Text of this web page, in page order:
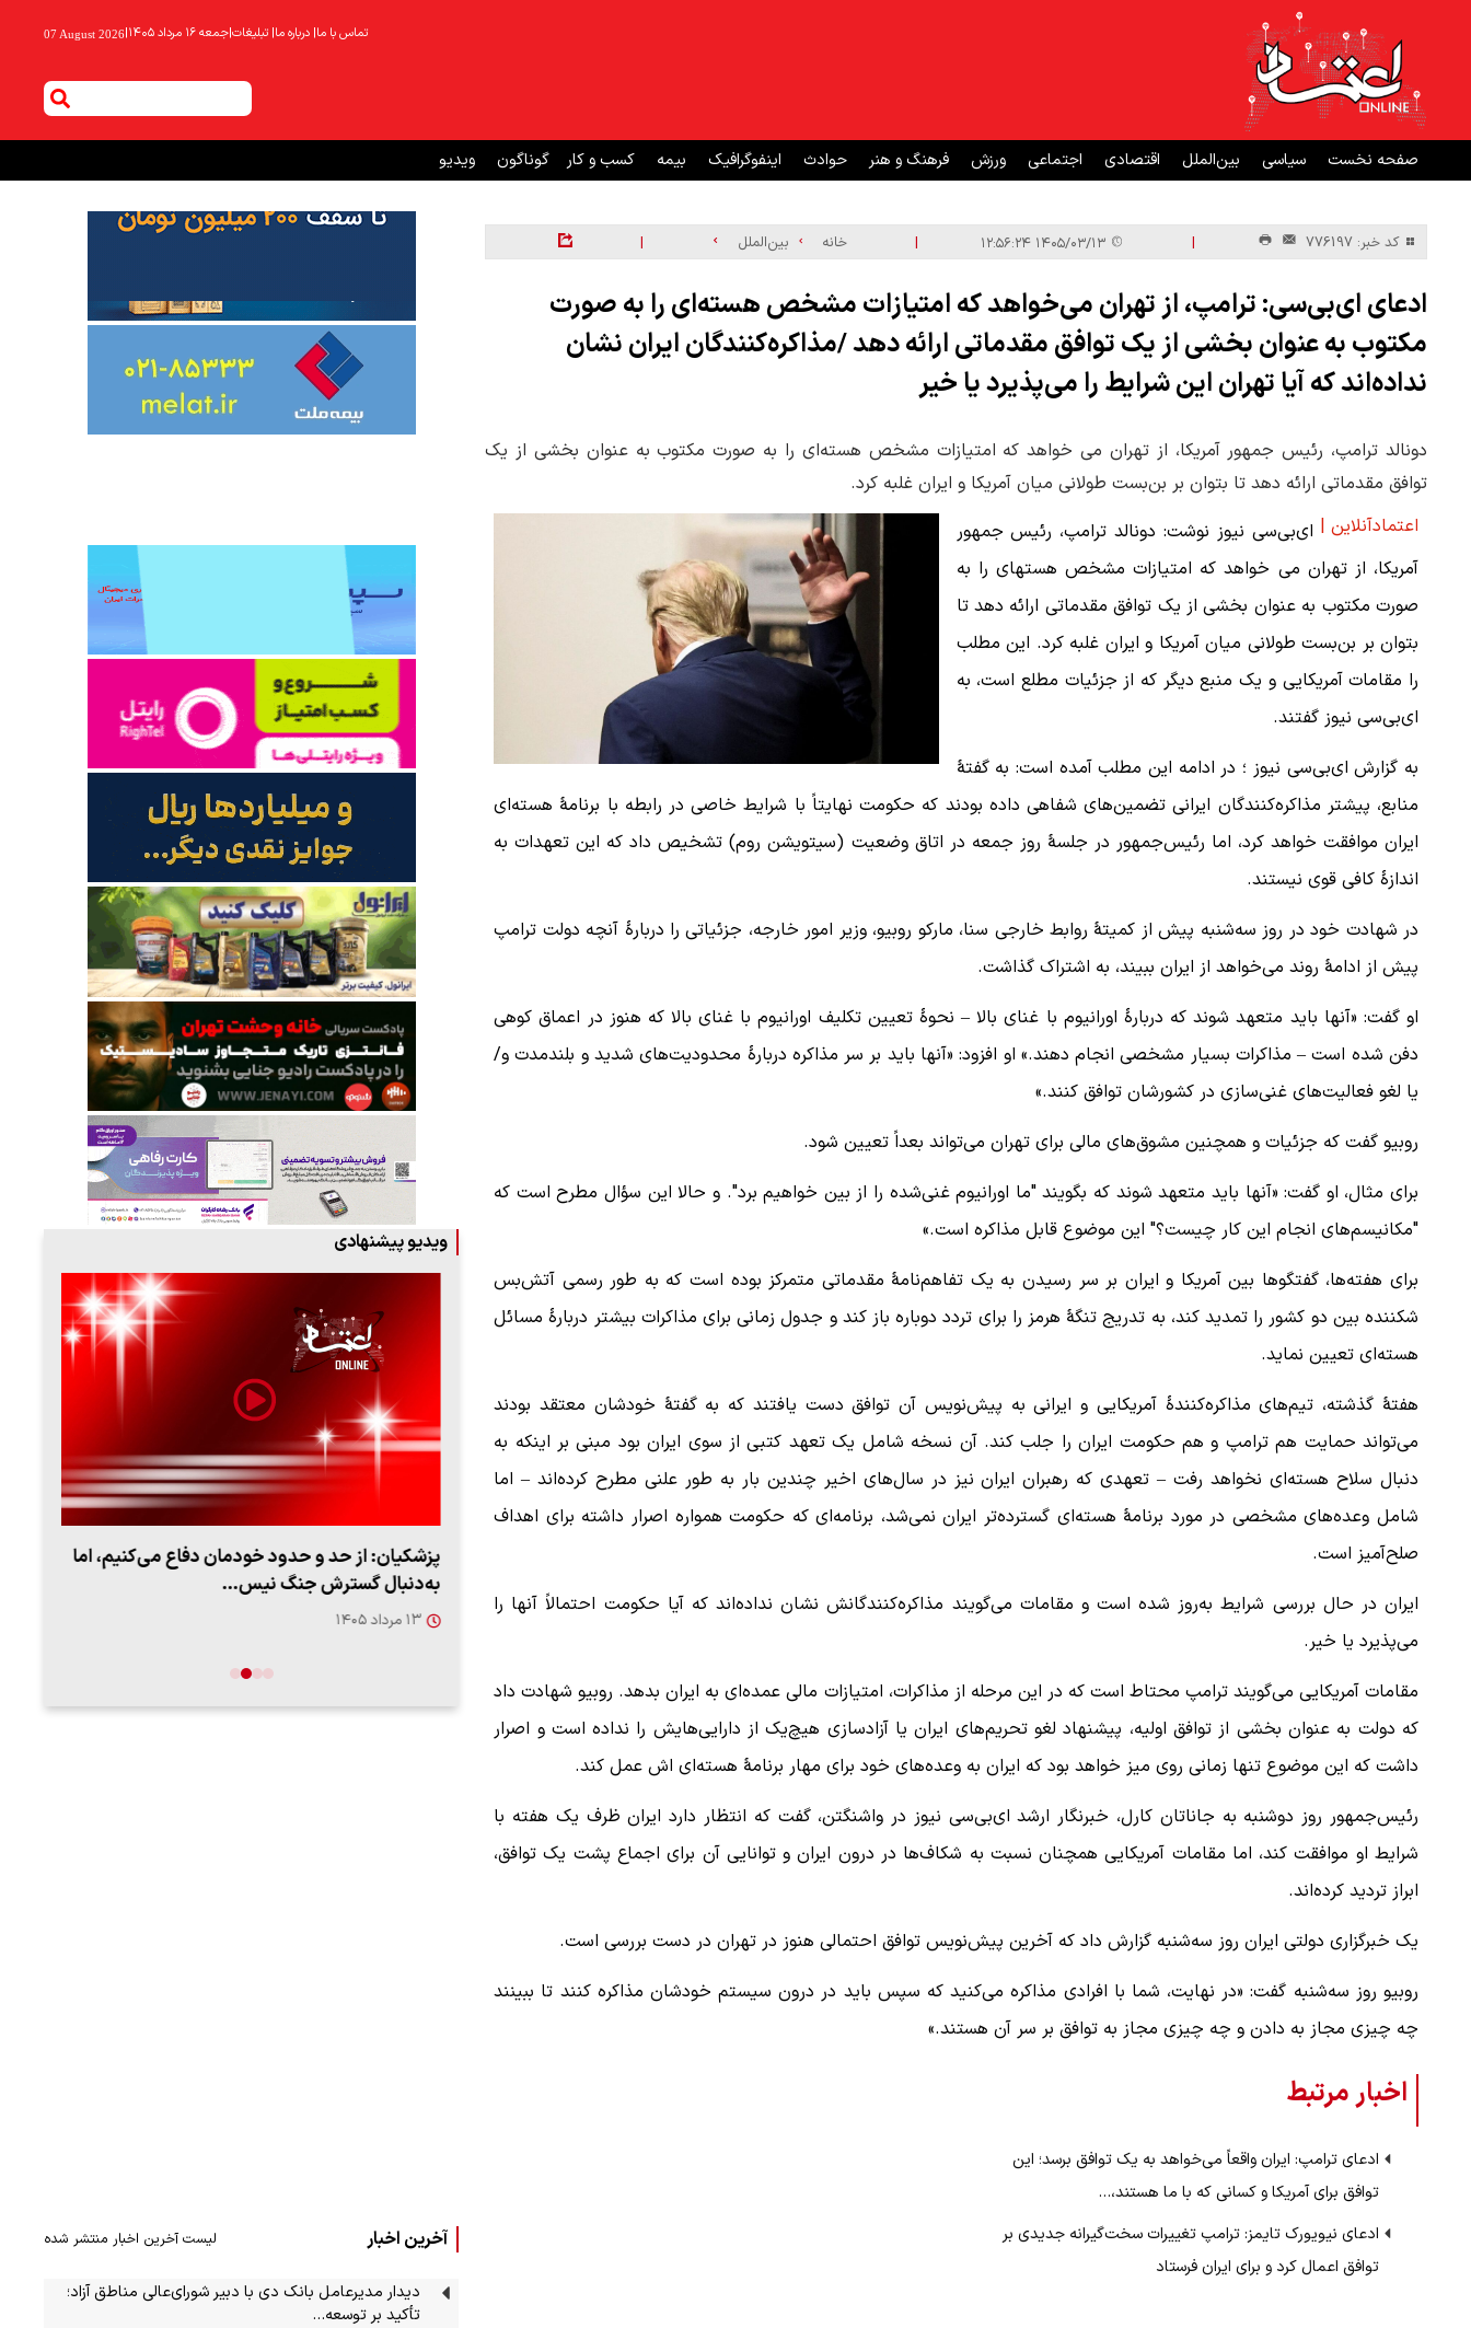
تماس با ما| درباره ما| تبلیغات|جمعه ۱۶ مرداد ۱۴۰۵ |
07 August 2026
صفحه نخست سیاسی بین‌الملل اقتصادی اجتماعی ورزش فرهنگ و هنر حوادث اینفوگرافیک بیمه کسب و کار گوناگون ویدیو
کد خبر: 776197 |
| خانه بین‌الملل |
ادعای ای‌بی‌سی: ترامپ، از تهران می‌خواهد که امتیازات مشخص هسته‌ای را به صورت
مکتوب به عنوان بخشی از یک توافق مقدماتی ارائه دهد /مذاکره‌کنندگان ایران نشان
نداده‌اند که آیا تهران این شرایط را می‌پذیرد یا خیر
دونالد ترامپ، رئیس جمهور آمریکا، از تهران می خواهد که امتیازات مشخص هسته‌ای را به صورت مکتوب به عنوان بخشی از یک
توافق مقدماتی ارائه دهد تا بتوان بر بن‌بست طولانی میان آمریکا و ایران غلبه کرد.
اعتمادآنلاین | ای‌بی‌سی نیوز نوشت: دونالد ترامپ، رئیس جمهور
آمریکا، از تهران می خواهد که امتیازات مشخص هستهای را به
صورت مکتوب به عنوان بخشی از یک توافق مقدماتی ارائه دهد تا
بتوان بر بن‌بست طولانی میان آمریکا و ایران غلبه کرد. این مطلب
را مقامات آمریکایی و یک منبع دیگر که از جزئیات مطلع است، به
ای‌بی‌سی نیوز گفتند.
به گزارش ای‌بی‌سی نیوز ؛ در ادامه این مطلب آمده است: به گفتهٔ
منابع، پیشتر مذاکره‌کنندگان ایرانی تضمین‌های شفاهی داده بودند که حکومت نهایتاً با شرایط خاصی در رابطه با برنامهٔ هسته‌ای
ایران موافقت خواهد کرد، اما رئیس‌جمهور در جلسهٔ روز جمعه در اتاق وضعیت (سیتویشن روم) تشخیص داد که این تعهدات به
اندازهٔ کافی قوی نیستند.
در شهادت خود در روز سه‌شنبه پیش از کمیتهٔ روابط خارجی سنا، مارکو روبیو، وزیر امور خارجه، جزئیاتی را دربارهٔ آنچه دولت ترامپ
پیش از ادامهٔ روند می‌خواهد از ایران ببیند، به اشتراک گذاشت.
او گفت: «آنها باید متعهد شوند که دربارهٔ اورانیوم با غنای بالا – نحوهٔ تعیین تکلیف اورانیوم با غنای بالا که هنوز در اعماق کوهی
دفن شده است – مذاکرات بسیار مشخصی انجام دهند.» او افزود: «آنها باید بر سر مذاکره دربارهٔ محدودیت‌های شدید و بلندمدت و/
یا لغو فعالیت‌های غنی‌سازی در کشورشان توافق کنند.»
روبیو گفت که جزئیات و همچنین مشوق‌های مالی برای تهران می‌تواند بعداً تعیین شود.
برای مثال، او گفت: «آنها باید متعهد شوند که بگویند "ما اورانیوم غنی‌شده را از بین خواهیم برد". و حالا این سؤال مطرح است که
"مکانیسم‌های انجام این کار چیست؟" این موضوع قابل مذاکره است.»
برای هفته‌ها، گفتگوها بین آمریکا و ایران بر سر رسیدن به یک تفاهم‌نامهٔ مقدماتی متمرکز بوده است که به طور رسمی آتش‌بس
شکننده بین دو کشور را تمدید کند، به تدریج تنگهٔ هرمز را برای تردد دوباره باز کند و جدول زمانی برای مذاکرات بیشتر دربارهٔ مسائل
هسته‌ای تعیین نماید.
هفتهٔ گذشته، تیم‌های مذاکره‌کنندهٔ آمریکایی و ایرانی به پیش‌نویس آن توافق دست یافتند که به گفتهٔ خودشان معتقد بودند
می‌تواند حمایت هم ترامپ و هم حکومت ایران را جلب کند. آن نسخه شامل یک تعهد کتبی از سوی ایران بود مبنی بر اینکه به
دنبال سلاح هسته‌ای نخواهد رفت – تعهدی که رهبران ایران نیز در سال‌های اخیر چندین بار به طور علنی مطرح کرده‌اند – اما
شامل وعده‌های مشخصی در مورد برنامهٔ هسته‌ای گسترده‌تر ایران نمی‌شد، برنامه‌ای که حکومت همواره اصرار داشته برای اهداف
صلح‌آمیز است.
ایران در حال بررسی شرایط به‌روز شده است و مقامات می‌گویند مذاکره‌کنندگانش نشان نداده‌اند که آیا حکومت احتمالاً آنها را
می‌پذیرد یا خیر.
مقامات آمریکایی می‌گویند ترامپ محتاط است که در این مرحله از مذاکرات، امتیازات مالی عمده‌ای به ایران بدهد. روبیو شهادت داد
که دولت به عنوان بخشی از توافق اولیه، پیشنهاد لغو تحریم‌های ایران یا آزادسازی هیچ‌یک از دارایی‌هایش را نداده است و اصرار
داشت که این موضوع تنها زمانی روی میز خواهد بود که ایران به وعده‌های خود برای مهار برنامهٔ هسته‌ای اش عمل کند.
رئیس‌جمهور روز دوشنبه به جاناتان کارل، خبرنگار ارشد ای‌بی‌سی نیوز در واشنگتن، گفت که انتظار دارد ایران ظرف یک هفته با
شرایط او موافقت کند، اما مقامات آمریکایی همچنان نسبت به شکاف‌ها در درون ایران و توانایی آن برای اجماع پشت یک توافق،
ابراز تردید کرده‌اند.
یک خبرگزاری دولتی ایران روز سه‌شنبه گزارش داد که آخرین پیش‌نویس توافق احتمالی هنوز در تهران در دست بررسی است.
روبیو روز سه‌شنبه گفت: «در نهایت، شما با افرادی مذاکره می‌کنید که سپس باید در درون سیستم خودشان مذاکره کنند تا ببینند
چه چیزی مجاز به دادن و چه چیزی مجاز به توافق بر سر آن هستند.»
اخبار مرتبط
ادعای ترامپ: ایران واقعاً می‌خواهد به یک توافق برسد؛ این
توافق برای آمریکا و کسانی که با ما هستند،…
ادعای نیویورک تایمز: ترامپ تغییرات سخت‌گیرانه جدیدی بر
توافق اعمال کرد و برای ایران فرستاد
ویدیو پیشنهادی
ببینید| لحظه بمباران خیابان فردوسی در جنگ ۴۰
۱۶ مرداد ۱۴۰۵ ۱۴ مرداد ۱۴۰۵
پزشکیان: از حد و حدود خودمان دفاع می‌کنیم، اما
به‌دنبال گسترش جنگ نیس…
۱۳ مرداد ۱۴۰۵
آخرین اخبار لیست آخرین اخبار منتشر شده
دیدار مدیرعامل بانک دی با دبیر شورای‌عالی مناطق آزاد؛
تأکید بر توسعه…